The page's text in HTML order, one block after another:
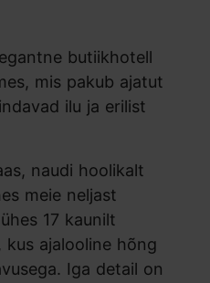
butiikhotell
mis pakub ajatut
ilu ja erilist
naudi hoolikalt
meie neljast
17 kaunilt
ajalooline hõng
Iga detail on